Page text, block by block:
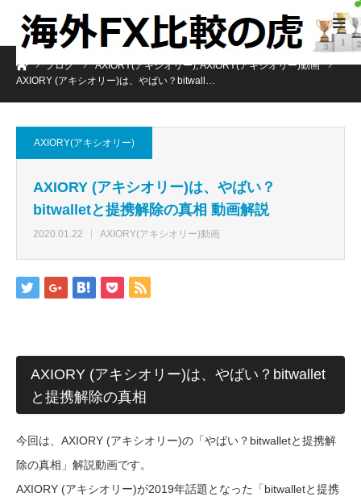
ホームブログ AXIORY(アキシオリー),AXIORY(アキシオリー)動画
AXIORY (アキシオリー)は、やばい？bitwall…
AXIORY(アキシオリー)
AXIORY (アキシオリー)は、やばい？
bitwalletと提携解除の真相 動画解説
2020.01.22 AXIORY(アキシオリー)動画
AXIORY (アキシオリー)は、やばい？bitwallet
と提携解除の真相
今回は、AXIORY (アキシオリー)の「やばい？bitwalletと提携解
除の真相」解説動画です。
AXIORY (アキシオリー)が2019年話題となった「bitwalletと提携